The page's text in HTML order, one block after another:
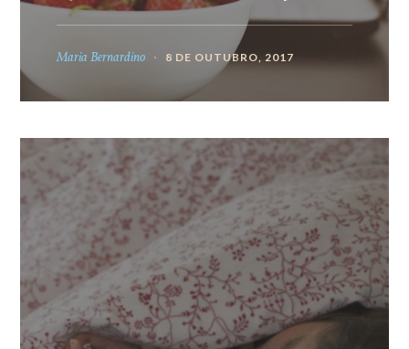
Maria Bernardino 8 DE OUTUBRO, 2017